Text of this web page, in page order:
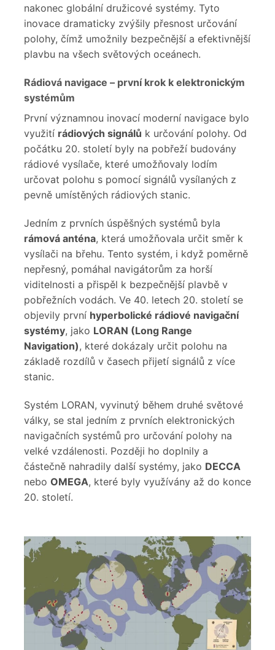
nakonec globální družicové systémy. Tyto
inovace dramaticky zvýšily přesnost určování
polohy, čímž umožnily bezpečnější a efektivnější
plavbu na všech světových oceánech.
Rádiová navigace – první krok k elektronickým
systémům
První významnou inovací moderní navigace bylo
využití rádiových signálů k určování polohy. Od
počátku 20. století byly na pobřeží budovány
rádiové vysílače, které umožňovaly lodím
určovat polohu s pomocí signálů vysílaných z
pevně umístěných rádiových stanic.
Jedním z prvních úspěšných systémů byla
rámová anténa, která umožňovala určit směr k
vysílači na břehu. Tento systém, i když poměrně
nepřesný, pomáhal navigátorům za horší
viditelnosti a přispěl k bezpečnější plavbě v
pobřežních vodách. Ve 40. letech 20. století se
objevily první hyperbolické rádiové navigační
systémy, jako LORAN (Long Range
Navigation), které dokázaly určit polohu na
základě rozdílů v časech přijetí signálů z více
stanic.
Systém LORAN, vyvinutý během druhé světové
války, se stal jedním z prvních elektronických
navigačních systémů pro určování polohy na
velké vzdálenosti. Později ho doplnily a
částečně nahradily další systémy, jako DECCA
nebo OMEGA, které byly využívány až do konce
20. století.